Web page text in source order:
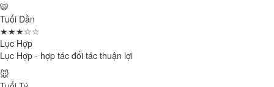
🐯
Tuổi Dần
★★★☆☆
Lục Hợp
Lục Hợp - hợp tác đối tác thuận lợi
🐭